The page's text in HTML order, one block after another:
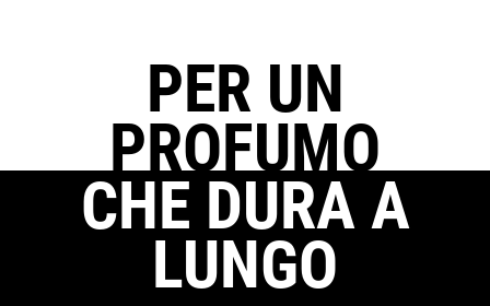
PER UN
PROFUMO
CHE DURA A
LUNGO